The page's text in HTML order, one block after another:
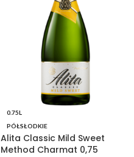
0.75L
PÓŁSŁODKIE
Alita Classic Mild Sweet
Method Charmat 0,75